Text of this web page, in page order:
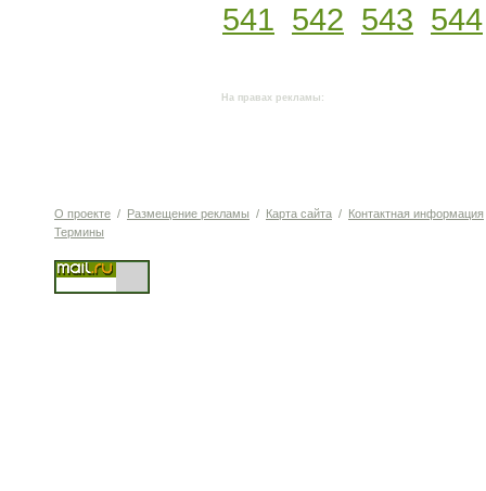
541 542 543 544
На правах рекламы:
О проекте / Размещение рекламы / Карта сайта / Контактная информация
Термины